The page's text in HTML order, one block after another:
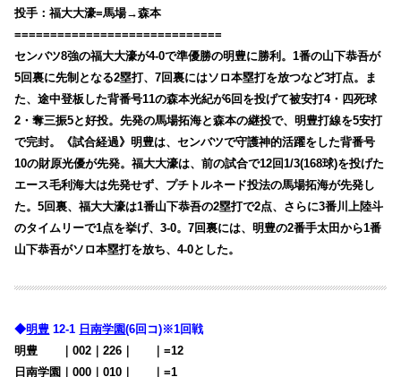
投手：福大大濠=馬場→森本
=============================
センバツ8強の福大大濠が4-0で準優勝の明豊に勝利。1番の山下恭吾が
5回裏に先制となる2塁打、7回裏にはソロ本塁打を放つなど3打点。ま
た、途中登板した背番号11の森本光紀が6回を投げて被安打4・四死球
2・奪三振5と好投。先発の馬場拓海と森本の継投で、明豊打線を5安打
で完封。《試合経過》明豊は、センバツで守護神的活躍をした背番号
10の財原光優が先発。福大大濠は、前の試合で12回1/3(168球)を投げた
エース毛利海大は先発せず、プチトルネード投法の馬場拓海が先発し
た。5回裏、福大大濠は1番山下恭吾の2塁打で2点、さらに3番川上陸斗
のタイムリーで1点を挙げ、3-0。7回裏には、明豊の2番手太田から1番
山下恭吾がソロ本塁打を放ち、4-0とした。
◆明豊 12-1 日南学園(6回コ)※1回戦
明豊
｜002｜226｜
｜=12
日南学園｜000｜010｜
｜=1